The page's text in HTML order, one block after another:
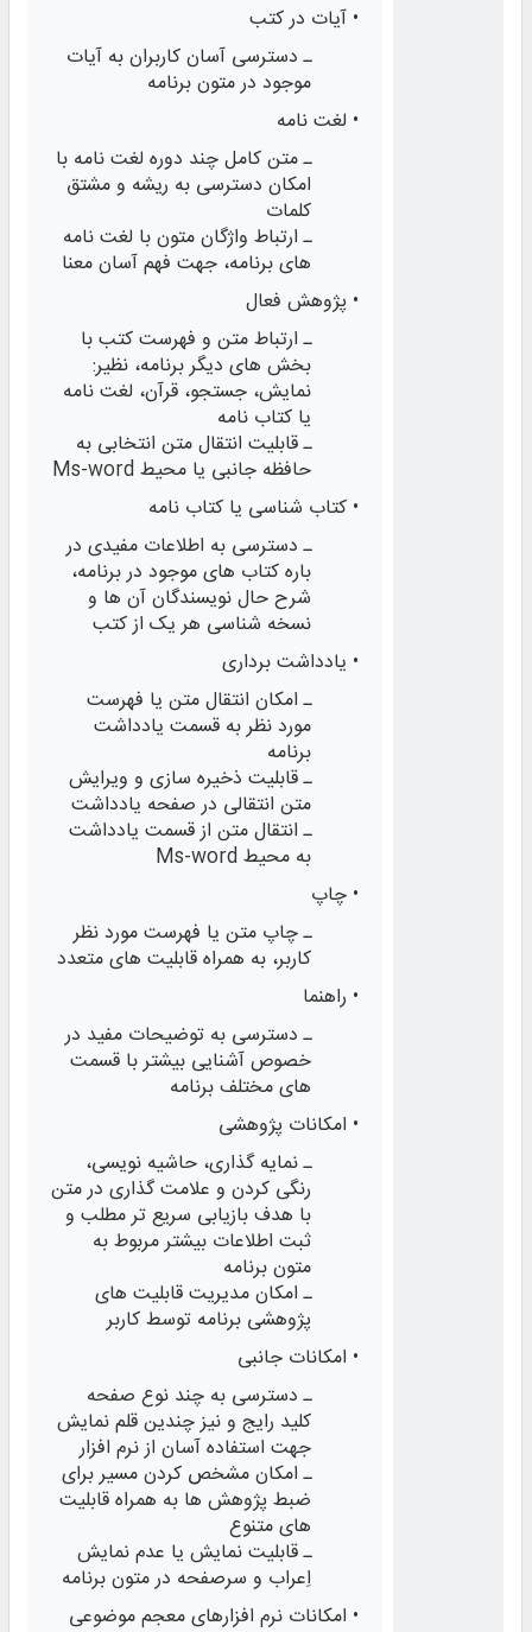
• آیات در کتب
ـ دسترسی آسان کاربران به آیات
موجود در متون برنامه
• لغت‌ نامه
ـ متن کامل چند دوره لغت‌ نامه با
امکان دسترسی به ریشه و مشتق
کلمات
ـ ارتباط واژگان متون با لغت‌ نامه
های برنامه، جهت فهم آسان معنا
• پژوهش فعال
ـ ارتباط متن و فهرست کتب با
بخش‌ های دیگر برنامه، نظیر:
نمایش، جستجو، قرآن، لغت‌ نامه
یا کتاب‌ نامه
ـ قابلیت انتقال متن انتخابی به
حافظه جانبی یا محیط Ms-word
• کتاب‌ شناسی یا کتاب‌ نامه
ـ دسترسی به اطلاعات مفیدی در
باره کتاب های موجود در برنامه،
شرح حال نویسندگان آن ها و
نسخه شناسی هر یک از کتب
• یادداشت برداری
ـ امکان انتقال متن یا فهرست
مورد نظر به قسمت یادداشت
برنامه
ـ قابلیت ذخیره‌‌ سازی و ویرایش
متن انتقالی در صفحه یادداشت
ـ انتقال متن از قسمت یادداشت
به محیط Ms-word
• چاپ
ـ چاپ متن یا فهرست مورد نظر
کاربر، به همراه قابلیت‌ های متعدد
• راهنما
ـ دسترسی به توضیحات مفید در
خصوص آشنایی بیشتر با قسمت‌
های مختلف برنامه
• امکانات پژوهشی
ـ نمایه‌ گذاری، حاشیه‌ نویسی،
رنگی کردن و علامت‌ گذاری در متن
با هدف بازیابی سریع‌ تر مطلب و
ثبت اطلاعات بیشتر مربوط به
متون برنامه
ـ امکان مدیریت قابلیت‌ های
پژوهشی برنامه توسط کاربر
• امکانات جانبی
ـ دسترسی به چند نوع صفحه‌
کلید رایج و نیز چندین قلم نمایش
جهت استفاده آسان از نرم‌ افزار
ـ امکان مشخص کردن مسیر برای
ضبط پژوهش‌ ها به همراه قابلیت‌
های متنوع
ـ قابلیت نمایش یا عدم نمایش
اِعراب و سرصفحه در متون برنامه
• امکانات نرم افزارهای معجم موضوعی